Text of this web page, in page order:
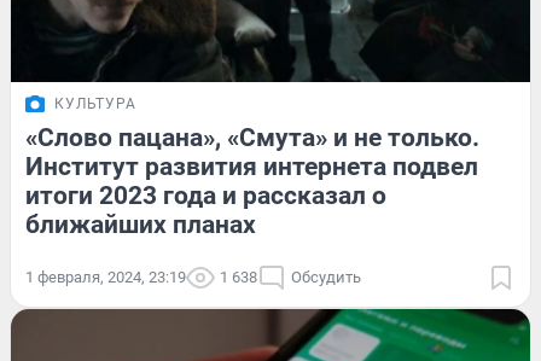
КУЛЬТУРА
«Слово пацана», «Смута» и не только.
Институт развития интернета подвел
итоги 2023 года и рассказал о
ближайших планах
1 февраля, 2024, 23:19 1 638 Обсудить